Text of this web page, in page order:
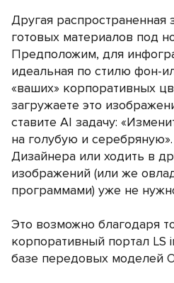
Другая распространенная
готовых материалов под
Предположим, для
идеальная по стилю фон-
«ваших» корпоративных
загружаете это
ставите АI задачу:
на голубую и
Дизайнера или ходить в
изображений (или же
программами) уже не
Это возможно благодаря
корпоративный портал LS
базе передовых моделей